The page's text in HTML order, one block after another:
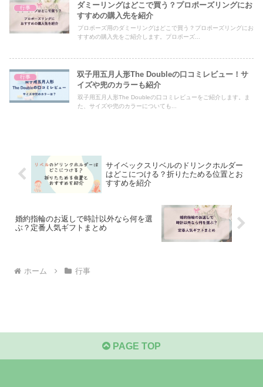
行事
ダミーリングはどこで買う？プロポーズリングにお
すすめの購入先を紹介
プロポーズ用のダミーリングはどこで買う？プロポーズリングにお
すすめの購入先をご紹介します。プロポーズ...
行事
双子用五月人形The Doubleの口コミレビュー！サ
イズや兜のカラーも紹介
双子用五月人形The Doubleの口コミレビューをご紹介します。ま
た、サイズや兜のカラーについても...
サイベックスリベルのドリンクホルダー
はどこにつける？折りたためる位置とお
すすめを紹介
婚約指輪のお返しで時計以外なら何を選
ぶ？定番人気ギフトまとめ
ホーム 行事
PAGE TOP